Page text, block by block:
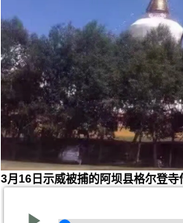
3月16日示威被捕的阿坝县格尔登寺